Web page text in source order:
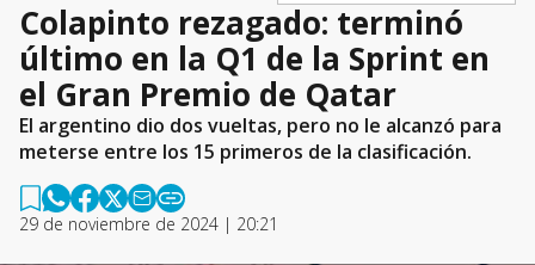
Colapinto rezagado: terminó
último en la Q1 de la Sprint en
el Gran Premio de Qatar
El argentino dio dos vueltas, pero no le alcanzó para
meterse entre los 15 primeros de la clasificación.
29 de noviembre de 2024 | 20:21